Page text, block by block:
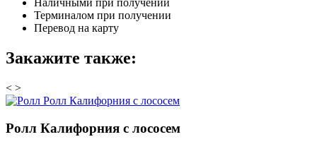
Наличными при получении
Терминалом при получении
Перевод на карту
Закажите также:
< >
Ролл Калифорния с лососем